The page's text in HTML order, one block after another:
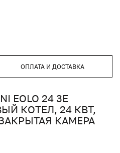
ОПЛАТА И ДОСТАВКА
EOLO 24 3E
КОТЕЛ, 24 КВТ,
КАМЕРА